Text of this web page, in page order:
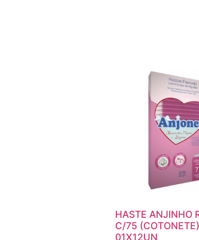
HASTE ANJINHO
C/75 (COTONETE)
01X12UN